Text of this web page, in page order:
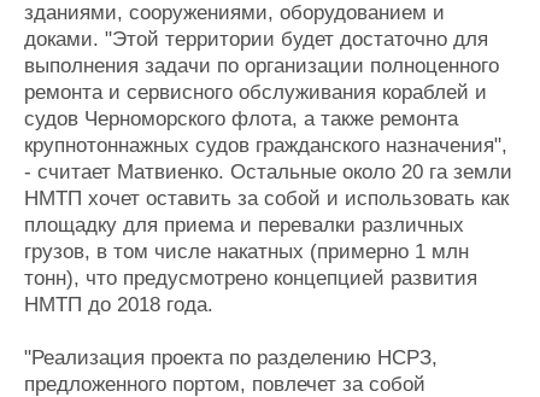
зданиями, сооружениями, оборудованием и
доками. "Этой территории будет достаточно для
выполнения задачи по организации полноценного
ремонта и сервисного обслуживания кораблей и
судов Черноморского флота, а также ремонта
крупнотоннажных судов гражданского назначения",
- считает Матвиенко. Остальные около 20 га земли
НМТП хочет оставить за собой и использовать как
площадку для приема и перевалки различных
грузов, в том числе накатных (примерно 1 млн
тонн), что предусмотрено концепцией развития
НМТП до 2018 года.
"Реализация проекта по разделению НСРЗ,
предложенного портом, повлечет за собой